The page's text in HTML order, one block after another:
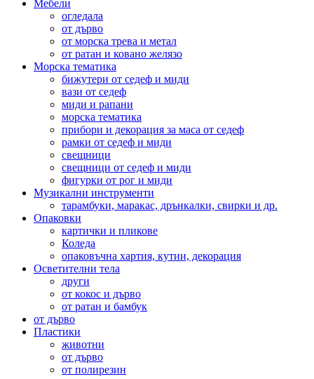
Мебели
огледала
от дърво
от морска трева и метал
от ратан и ковано желязо
Морска тематика
бижутери от седеф и миди
вази от седеф
миди и рапани
морска тематика
прибори и декорация за маса от седеф
рамки от седеф и миди
свещници
свещници от седеф и миди
фигурки от рог и миди
Музикални инструменти
тарамбуки, маракас, дрънкалки, свирки и др.
Опаковки
картички и пликове
Коледа
опаковъчна хартия, кутии, декорация
Осветителни тела
други
от кокос и дърво
от ратан и бамбук
от дърво
Пластики
животни
от дърво
от полирезин